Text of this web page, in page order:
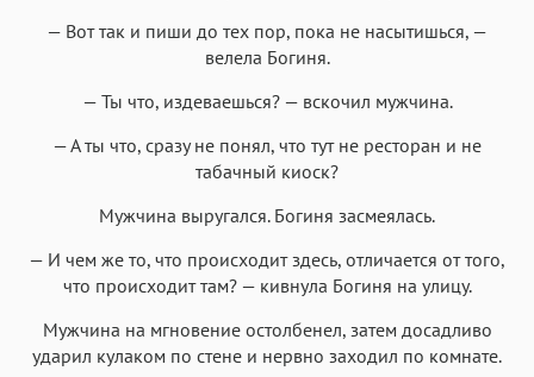
— Вот так и пиши до тех пор, пока не насытишься, —
велела Богиня.
— Ты что, издеваешься? — вскочил мужчина.
— А ты что, сразу не понял, что тут не ресторан и не
табачный киоск?
Мужчина выругался. Богиня засмеялась.
— И чем же то, что происходит здесь, отличается от того,
что происходит там? — кивнула Богиня на улицу.
Мужчина на мгновение остолбенел, затем досадливо
ударил кулаком по стене и нервно заходил по комнате.